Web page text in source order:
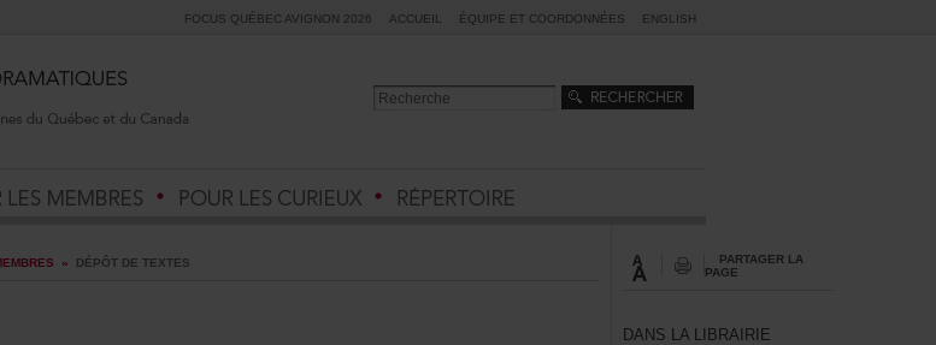
FOCUSQUÉBECAVIGNON2026 ACCUEIL ÉQUIPEETCOORDONNÉES ENGLISH
» DÉPÔTDETEXTES
PARTAGERLA
PAGE
DANSLALIBRAIRIE